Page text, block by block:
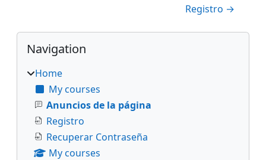
Registro →
Blocks
Skip Navigation
Navigation
Home
My courses
Anuncios de la página
Registro
Recuperar Contraseña
My courses